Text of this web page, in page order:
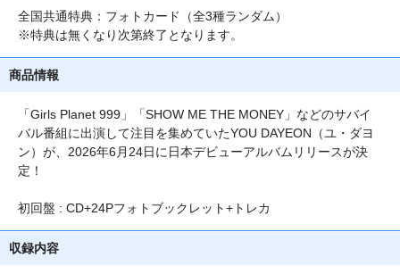
全国共通特典：フォトカード（全3種ランダム）
※特典は無くなり次第終了となります。
商品情報
「Girls Planet 999」「SHOW ME THE MONEY」などのサバイ
バル番組に出演して注目を集めていたYOU DAYEON（ユ・ダヨ
ン）が、2026年6月24日に日本デビューアルバムリリースが決
定！
初回盤 : CD+24Pフォトブックレット+トレカ
収録内容